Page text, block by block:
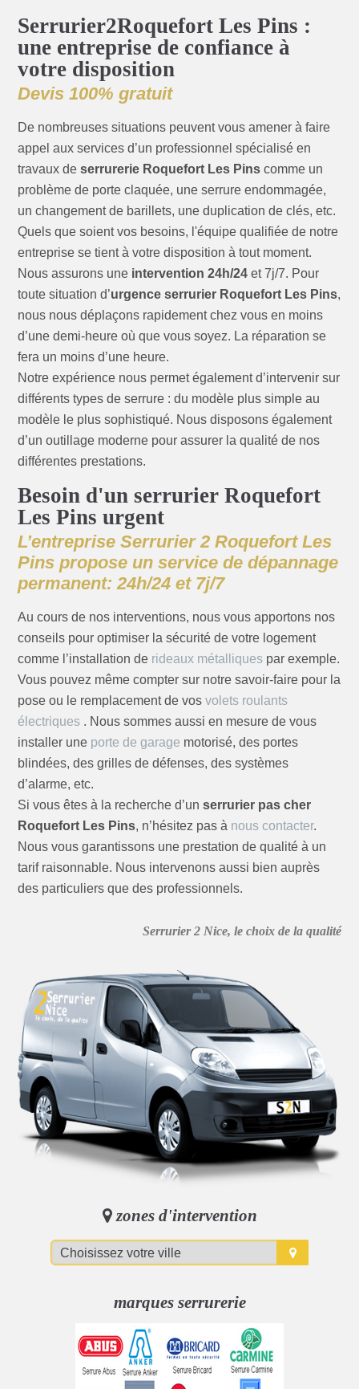
Serrurier2Roquefort Les Pins :
une entreprise de confiance à
votre disposition
Devis 100% gratuit
De nombreuses situations peuvent vous amener à faire
appel aux services d’un professionnel spécialisé en
travaux deserrurerie Roquefort Les Pins comme un
problème de porte claquée, une serrure endommagée,
un changement de barillets, une duplication de clés, etc.
Quels que soient vos besoins, l'équipe qualifiée de notre
entreprise se tient à votre disposition à tout moment.
Nous assurons une intervention 24h/24 et 7j/7. Pour
toute situation d’urgence serrurier Roquefort Les Pins,
nous nous déplaçons rapidement chez vous en moins
d’une demi-heure où que vous soyez. La réparation se
fera un moins d’une heure.
Notre expérience nous permet également d’intervenir sur
différents types de serrure : du modèle plus simple au
modèle le plus sophistiqué. Nous disposons également
d’un outillage moderne pour assurer la qualité de nos
différentes prestations.
Besoin d'un serrurier Roquefort
Les Pins urgent
L’entreprise Serrurier 2 Roquefort Les
Pins propose un service de dépannage
permanent: 24h/24 et 7j/7
Au cours de nos interventions, nous vous apportons nos
conseils pour optimiser la sécurité de votre logement
comme l’installation de rideaux métalliques par exemple.
Vous pouvez même compter sur notre savoir-faire pour la
pose ou le remplacement de vosvolets roulants
électriques . Nous sommes aussi en mesure de vous
installer une porte de garage motorisé, des portes
blindées, des grilles de défenses, des systèmes
d’alarme, etc.
Si vous êtes à la recherche d’unserrurier pas cher
Roquefort Les Pins, n’hésitez pas à nous contacter.
Nous vous garantissons une prestation de qualité à un
tarif raisonnable. Nous intervenons aussi bien auprès
des particuliers que des professionnels.
Serrurier 2 Nice, le choix de la qualité
zones d'intervention
marques serrurerie